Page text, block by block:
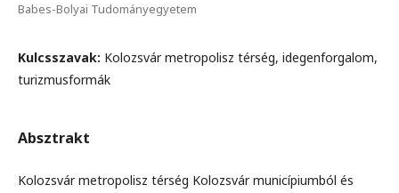
Babes-Bolyai Tudományegyetem
Kulcsszavak: Kolozsvár metropolisz térség, idegenforgalom,
turizmusformák
Absztrakt
Kolozsvár metropolisz térség Kolozsvár municípiumból és